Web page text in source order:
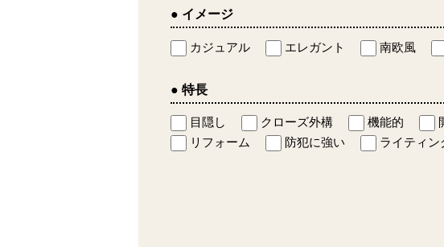
● イメージ
カジュアル エレガント 南欧風
● 特長
目隠し クローズ外構 機能的
リフォーム
防犯に強い ライティン